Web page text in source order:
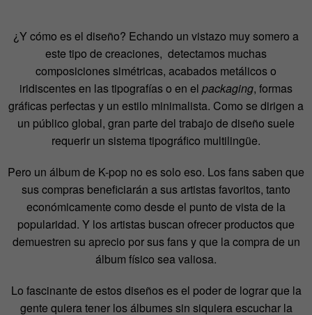
¿Y cómo es el diseño? Echando un vistazo muy somero a
este tipo de creaciones, detectamos muchas
composiciones simétricas, acabados metálicos o
iridiscentes en las tipografías o en el packaging, formas
gráficas perfectas y un estilo minimalista. Como se dirigen a
un público global, gran parte del trabajo de diseño suele
requerir un sistema tipográfico multilingüe.
Pero un álbum de K-pop no es solo eso. Los fans saben que
sus compras beneficiarán a sus artistas favoritos, tanto
económicamente como desde el punto de vista de la
popularidad. Y los artistas buscan ofrecer productos que
demuestren su aprecio por sus fans y que la compra de un
álbum físico sea valiosa.
Lo fascinante de estos diseños es el poder de lograr que la
gente quiera tener los álbumes sin siquiera escuchar la